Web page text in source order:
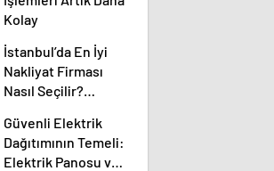
Kolay
İstanbul’da En İyi
Nakliyat Firması
Nasıl Seçilir?
Rehberi)
Güvenli Elektrik
Dağıtımının Temeli:
Elektrik Panosu ve